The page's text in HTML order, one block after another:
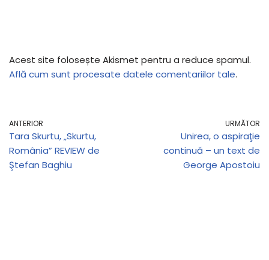
Acest site folosește Akismet pentru a reduce spamul.
Află cum sunt procesate datele comentariilor tale.
ANTERIOR
Tara Skurtu, „Skurtu,
România” REVIEW de
Ştefan Baghiu
URMĂTOR
Unirea, o aspiraţie
continuă – un text de
George Apostoiu